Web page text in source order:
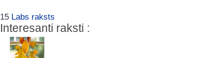
15 Labs raksts
Interesanti raksti :